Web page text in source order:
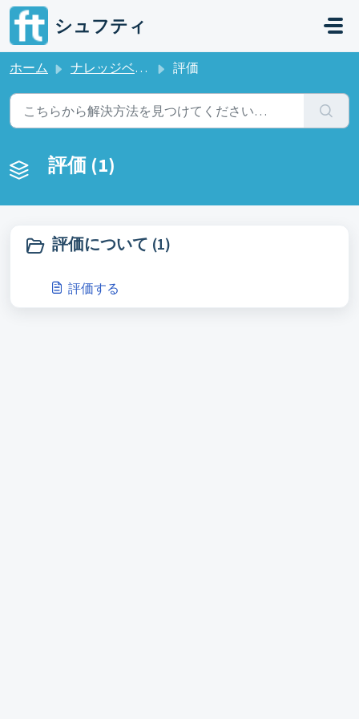
メインコンテンツに移動
シュフティ
ホーム ナレッジベース 評価
評価 (1)
評価について (1)
評価する